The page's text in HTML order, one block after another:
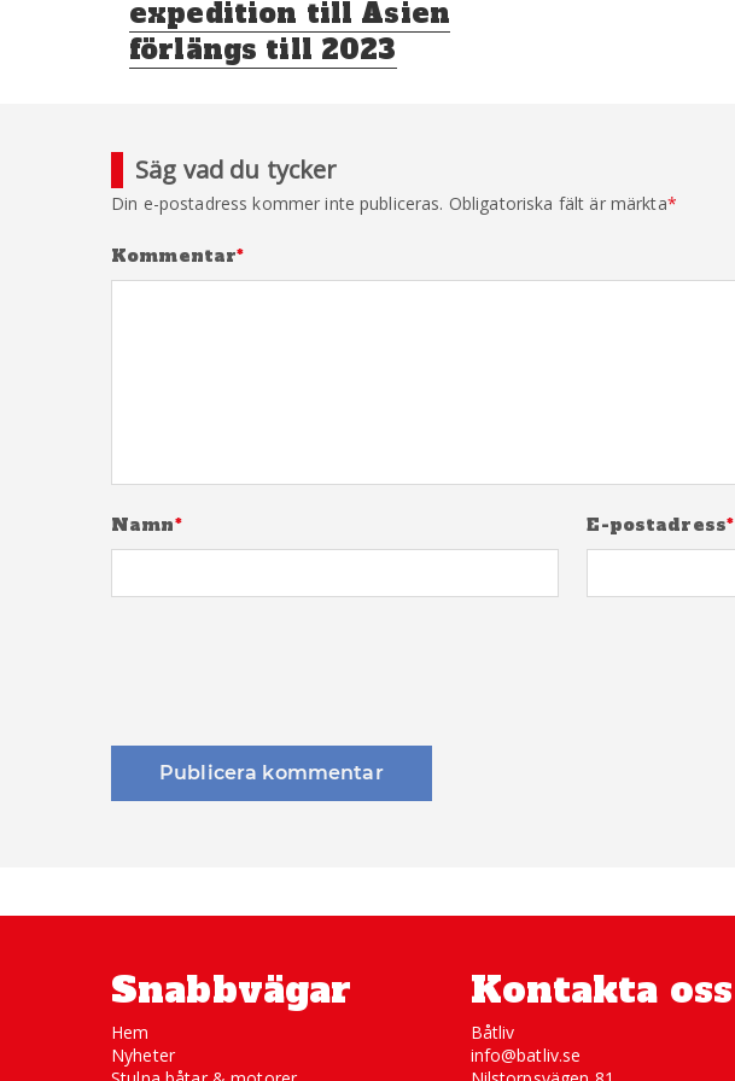
expedition till Asien
förlängs till 2023
Säg vad du tycker
Din e-postadress kommer inte publiceras. Obligatoriska fält är märkta*
Kommentar*
Namn* E-postadress*
Snabbvägar
Hem
Nyheter
Kontakta oss
Båtliv
info@batliv.se